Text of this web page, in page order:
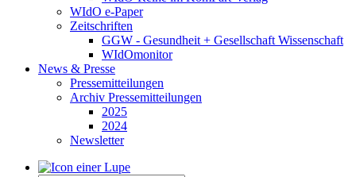
WIdO e-Paper
Zeitschriften
GGW - Gesundheit + Gesellschaft Wissenschaft
WIdOmonitor
News & Presse
Pressemitteilungen
Archiv Pressemitteilungen
2025
2024
Newsletter